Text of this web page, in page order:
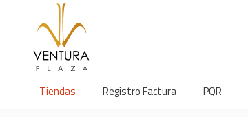
Tiendas Registro Factura PQR